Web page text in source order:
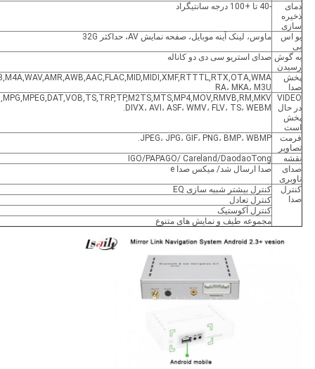
دمای
ذخیره
سازی
-40 تا +100 درجه سانتیگراد
یو اس
بی
ماوس، لینک آینه موبایل، صفحه نمایش AV، حداکثر 32G
به گوش
رسیدن
صدای استریو سی دی دو کاناله
پخش
صدا
RA، MKA، M3U
VIDEO
در حال
پخش
است
MPG,MPEG,DAT,VOB,TS,TRP,TP,M2TS,MTS,MP4,MOV,RMVB,RM,MKV,
DIVX، AVI، ASF، WMV، FLV، TS، WEBM.
فرمت
تصاویر
JPEG، JPG، GIF، PNG، BMP، WBMP.
نقشه
IGO/PAPAGO/ Careland/DaodaoTong
صدای
ناوبری
صدا ارسال شد/ میکس صدا e
کنترل
صدا
کنترل بیشتر شبیه سازی EQ
کنترل تعادل
کنترل آکوستیک
مجموعه طیف و نمایش های متنوع